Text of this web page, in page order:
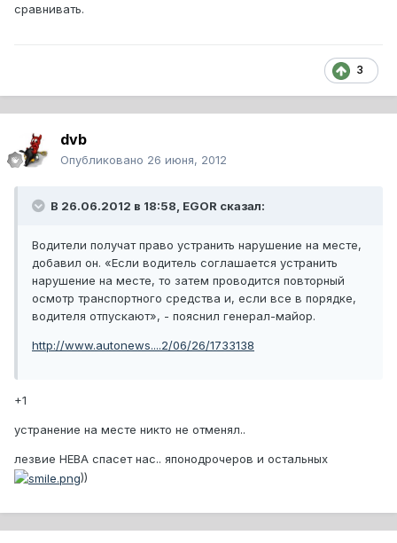
сравнивать.
3
dvb
Опубликовано 26 июня, 2012
В 26.06.2012 в 18:58, EGOR сказал:
Водители получат право устранить нарушение на месте,
добавил он. «Если водитель соглашается устранить
нарушение на месте, то затем проводится повторный
осмотр транспортного средства и, если все в порядке,
водителя отпускают», - пояснил генерал-майор.
http://www.autonews....2/06/26/1733138
+1
устранение на месте никто не отменял..
лезвие НЕВА спасет нас.. японодрочеров и остальных
))